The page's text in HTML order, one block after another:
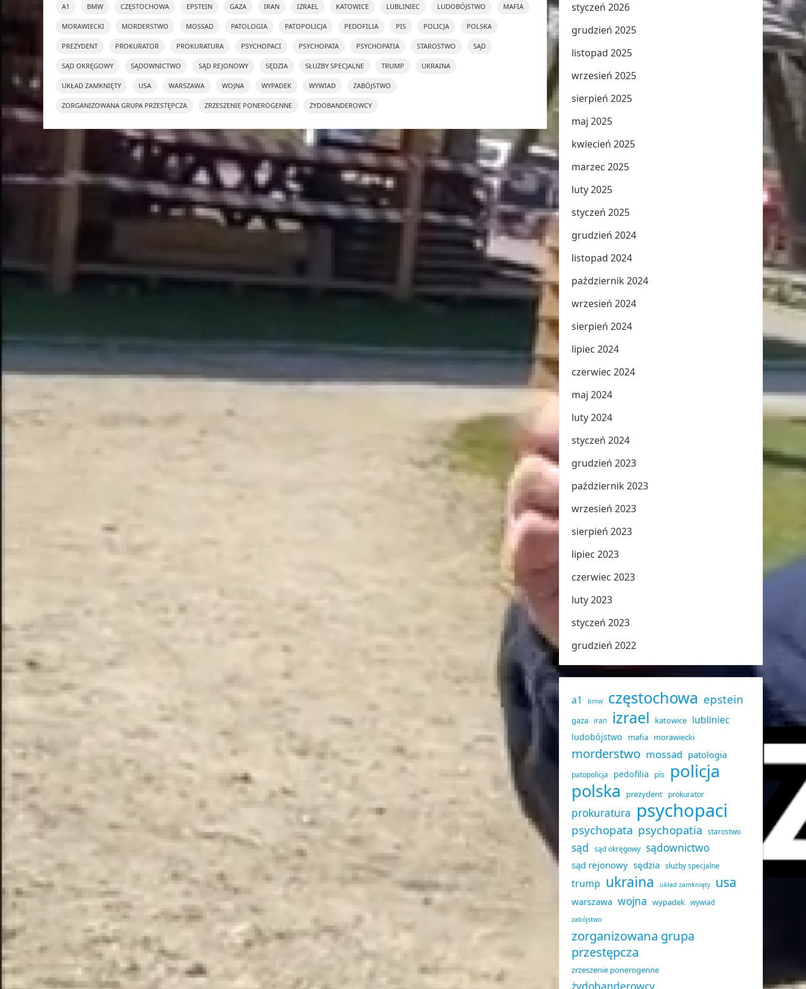
A1 BMW CZĘSTOCHOWA EPSTEIN GAZA IRAN IZRAEL KATOWICE LUBLINIEC LUDOBÓJSTWO MAFIA
MORAWIECKI MORDERSTWO MOSSAD PATOLOGIA PATOPOLICJA PEDOFILIA PIS POLICJA POLSKA
PREZYDENT PROKURATOR PROKURATURA PSYCHOPACI PSYCHOPATA PSYCHOPATIA STAROSTWO SĄD
SĄD OKRĘGOWY SĄDOWNICTWO SĄD REJONOWY SĘDZIA SŁUŻBY SPECJALNE TRUMP UKRAINA
UKŁAD ZAMKNIĘTY USA WARSZAWA WOJNA WYPADEK WYWIAD ZABÓJSTWO
ZORGANIZOWANA GRUPA PRZESTĘPCZA ZRZESZENIE PONEROGENNE ŻYDOBANDEROWCY
styczeń 2026
grudzień 2025
listopad 2025
wrzesień 2025
sierpień 2025
maj 2025
kwiecień 2025
marzec 2025
luty 2025
styczeń 2025
grudzień 2024
listopad 2024
październik 2024
wrzesień 2024
sierpień 2024
lipiec 2024
czerwiec 2024
maj 2024
luty 2024
styczeń 2024
grudzień 2023
październik 2023
wrzesień 2023
sierpień 2023
lipiec 2023
czerwiec 2023
luty 2023
styczeń 2023
grudzień 2022
a1 bmw częstochowa epstein
gaza iran izrael katowice lubliniec
ludobójstwo mafia morawiecki
morderstwo mossad patologia
patopolicja pedofilia pis policja
polska prezydent prokurator
prokuratura psychopaci
psychopata psychopatia starostwo
sąd sąd okręgowy sądownictwo
sąd rejonowy sędzia służby specjalne
trump ukraina układ zamknięty usa
warszawa wojna wypadek wywiad
zabójstwo
zorganizowana grupa
przestępcza
zrzeszenie ponerogenne